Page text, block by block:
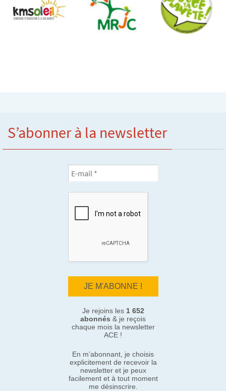
S’abonner à la newsletter
Je rejoins les 1 652
abonnés & je reçois
chaque mois la newsletter
ACE !
En m’abonnant, je choisis
explicitement de recevoir la
newsletter et je peux
facilement et à tout moment
me désinscrire.